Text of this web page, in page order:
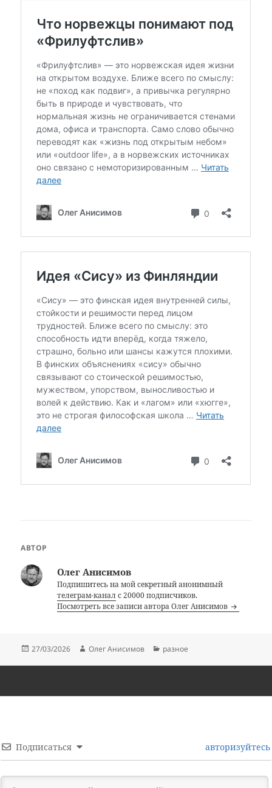
АВТОР
Олег Анисимов
Подпишитесь на мой секретный анонимный
телеграм-каналс 20000 подписчиков.
Посмотреть все записи автора Олег Анисимов
Опубликовано
27/03/2026 Автор
Олег Анисимов Рубрики
разное
Подписаться авторизуйтесь